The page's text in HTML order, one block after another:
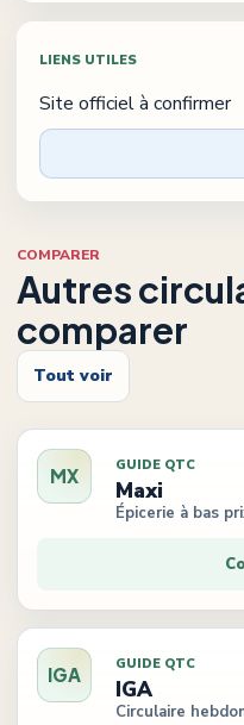
LIENS UTILES
Site officiel à confirmer
COMPARER
Autres
comparer
Tout voir
MX GUIDE QTC
Maxi
Épicerie à bas
IGA GUIDE QTC
IGA
Circulaire